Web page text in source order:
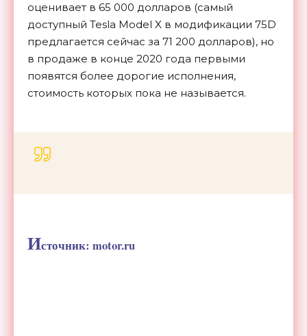
оценивает в 65 000 долларов (самый
доступный Tesla Model X в модификации 75D
предлагается сейчас за 71 200 долларов), но
в продаже в конце 2020 года первыми
появятся более дорогие исполнения,
стоимость которых пока не называется.
Источник: motor.ru